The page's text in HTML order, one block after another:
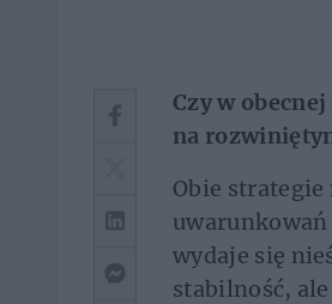
Czy w
na
Obie
wydaje się
stabilność,